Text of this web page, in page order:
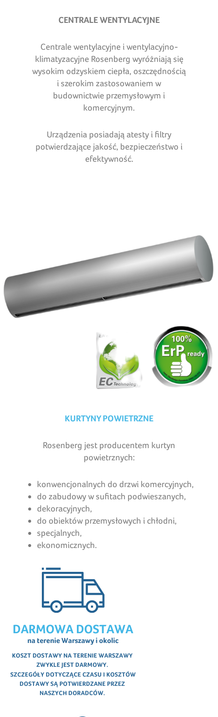
CENTRALE WENTYLACYJNE
Centrale wentylacyjne i wentylacyjno-
klimatyzacyjne Rosenberg wyróżniają się
wysokim odzyskiem ciepła, oszczędnością
i szerokim zastosowaniem w
budownictwie przemysłowym i
komercyjnym.
Urządzenia posiadają atesty i filtry
potwierdzające jakość, bezpieczeństwo i
efektywność.
KURTYNY POWIETRZNE
Rosenberg jest producentem kurtyn
powietrznych:
konwencjonalnych do drzwi komercyjnych,
do zabudowy w sufitach podwieszanych,
dekoracyjnych,
do obiektów przemysłowych i chłodni,
specjalnych,
ekonomicznych.